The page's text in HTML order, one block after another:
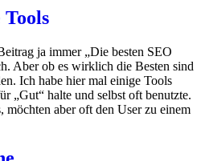
ja immer „Die besten SEO
Aber ob es wirklich die Besten sind
Ich habe hier mal einige Tools
„Gut“ halte und selbst oft benutzte.
möchten aber oft den User zu einem